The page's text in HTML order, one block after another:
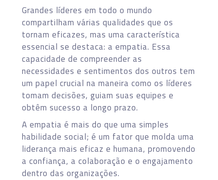
Grandes líderes em todo o mundo
compartilham várias qualidades que os
tornam eficazes, mas uma característica
essencial se destaca: a empatia. Essa
capacidade de compreender as
necessidades e sentimentos dos outros tem
um papel crucial na maneira como os líderes
tomam decisões, guiam suas equipes e
obtêm sucesso a longo prazo.
A empatia é mais do que uma simples
habilidade social; é um fator que molda uma
liderança mais eficaz e humana, promovendo
a confiança, a colaboração e o engajamento
dentro das organizações.